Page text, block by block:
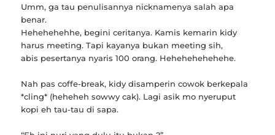
Umm, ga tau penulisannya nicknamenya salah apa
benar.
Hehehehehhe, begini ceritanya. Kamis kemarin kidy
harus meeting. Tapi kayanya bukan meeting sih,
abis pesertanya nyaris 100 orang. Hehehehehehehe.
Nah pas coffe-break, kidy disamperin cowok berkepala
*cling* (heheheh sowwy cak). Lagi asik mo nyeruput
kopi eh tau-tau di sapa.